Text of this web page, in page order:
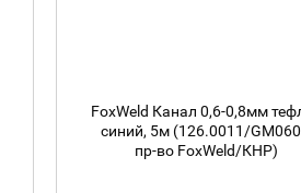
FoxWeld Канал 0,6-0,8мм
синий, 5м (126.0011/
пр-во FoxWeld/КНР)